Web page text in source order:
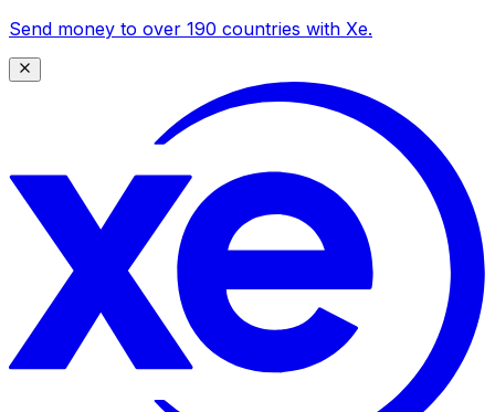
Send money to over 190 countries with Xe.